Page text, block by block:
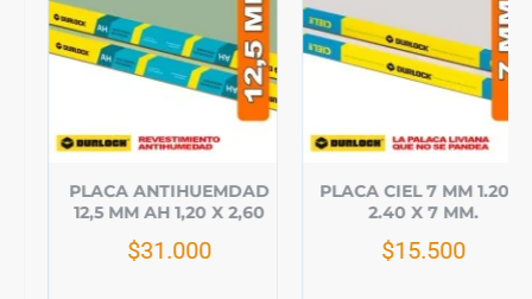
PLACA ANTIHUEMDAD
12,5 MM AH 1,20 X 2,60
$31.000
PLACA CIEL 7 MM 1.20 X
2.40 X 7 MM.
$15.500